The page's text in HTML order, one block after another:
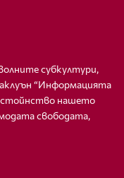
субкултури,
“Информацията
нашето
свободата,